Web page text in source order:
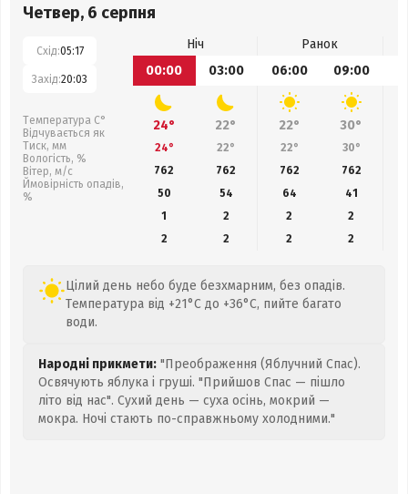
Четвер, 6 серпня
Схід:05:17
Захід:20:03
Температура С°
Відчувається як
Тиск, мм
Вологість, %
Вітер, м/с
Ймовірність опадів,
%
Ніч
Ранок
00:00
03:00 06:00 09:00
24° 22° 22° 30°
24° 22° 22° 30°
762
762 762 762
50
54 64 41
1
2 2
2
2
2 2 2
Цілий день небо буде безхмарним, без опадів.
Температура від +21°C до +36°C, пийте багато
води.
Народні прикмети: "Преображення (Яблучний Спас).
Освячують яблука і груші. "Прийшов Спас — пішло
літо від нас". Сухий день — суха осінь, мокрий —
мокра. Ночі стають по-справжньому холодними."